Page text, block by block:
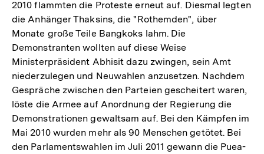
2010 flammten die Proteste erneut auf. Diesmal legten
die Anhänger Thaksins, die "Rothemden", über
Monate große Teile Bangkoks lahm. Die
Demonstranten wollten auf diese Weise
Ministerpräsident Abhisit dazu zwingen, sein Amt
niederzulegen und Neuwahlen anzusetzen. Nachdem
Gespräche zwischen den Parteien gescheitert waren,
löste die Armee auf Anordnung der Regierung die
Demonstrationen gewaltsam auf. Bei den Kämpfen im
Mai 2010 wurden mehr als 90 Menschen getötet. Bei
den Parlamentswahlen im Juli 2011 gewann die Puea-